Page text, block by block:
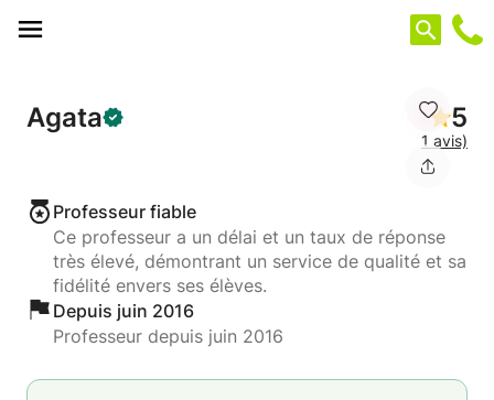
Agata 5
1 avis)
Professeur fiable
Ce professeur a un délai et un taux de réponse
très élevé, démontrant un service de qualité et sa
fidélité envers ses élèves.
Depuis juin 2016
Professeur depuis juin 2016